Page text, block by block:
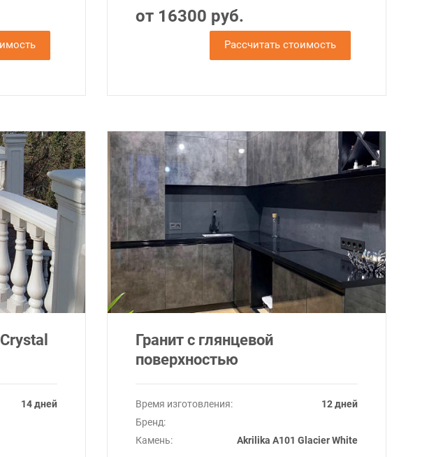
от 16300 руб.
Рассчитать стоимость
14 дней
Гранит c глянцевой
поверхностью
Время изготовления:
12 дней
Бренд:
Камень:
Akrilika A101 Glacier White